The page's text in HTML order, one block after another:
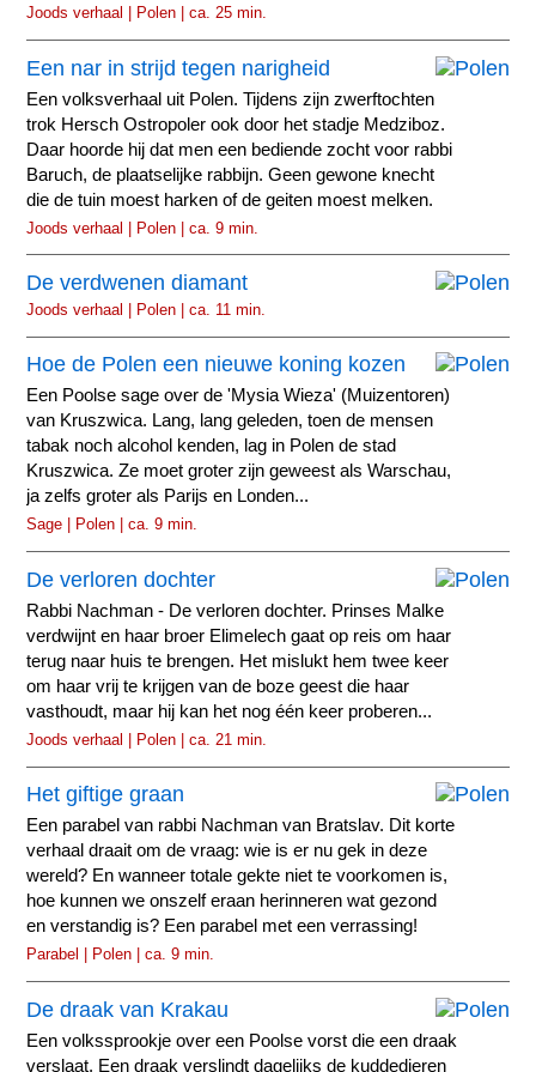
Joods verhaal | Polen | ca. 25 min.
Een nar in strijd tegen narigheid
Een volksverhaal uit Polen. Tijdens zijn zwerftochten
trok Hersch Ostropoler ook door het stadje Medziboz.
Daar hoorde hij dat men een bediende zocht voor rabbi
Baruch, de plaatselijke rabbijn. Geen gewone knecht
die de tuin moest harken of de geiten moest melken.
Joods verhaal | Polen | ca. 9 min.
De verdwenen diamant
Joods verhaal | Polen | ca. 11 min.
Hoe de Polen een nieuwe koning kozen
Een Poolse sage over de 'Mysia Wieza' (Muizentoren)
van Kruszwica. Lang, lang geleden, toen de mensen
tabak noch alcohol kenden, lag in Polen de stad
Kruszwica. Ze moet groter zijn geweest als Warschau,
ja zelfs groter als Parijs en Londen...
Sage | Polen | ca. 9 min.
De verloren dochter
Rabbi Nachman - De verloren dochter. Prinses Malke
verdwijnt en haar broer Elimelech gaat op reis om haar
terug naar huis te brengen. Het mislukt hem twee keer
om haar vrij te krijgen van de boze geest die haar
vasthoudt, maar hij kan het nog één keer proberen...
Joods verhaal | Polen | ca. 21 min.
Het giftige graan
Een parabel van rabbi Nachman van Bratslav. Dit korte
verhaal draait om de vraag: wie is er nu gek in deze
wereld? En wanneer totale gekte niet te voorkomen is,
hoe kunnen we onszelf eraan herinneren wat gezond
en verstandig is? Een parabel met een verrassing!
Parabel | Polen | ca. 9 min.
De draak van Krakau
Een volkssprookje over een Poolse vorst die een draak
verslaat. Een draak verslindt dagelijks de kuddedieren